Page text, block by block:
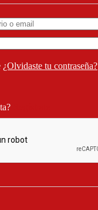
¿Olvidaste tu contraseña?